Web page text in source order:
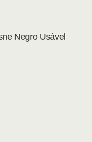
Negro Usável